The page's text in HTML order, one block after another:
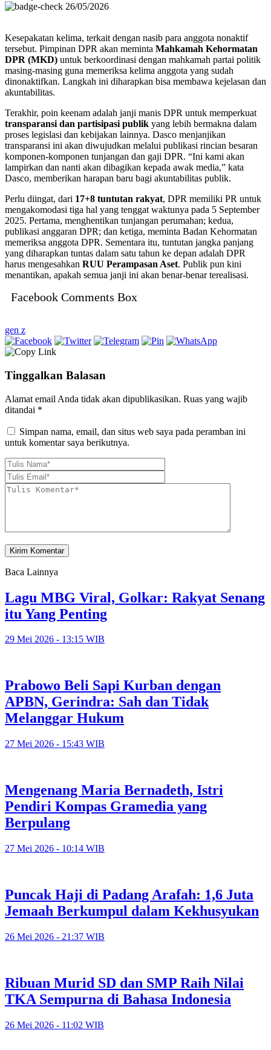
26/05/2026
Kesepakatan kelima, terkait dengan nasib para anggota nonaktif
tersebut. Pimpinan DPR akan meminta Mahkamah Kehormatan
DPR (MKD) untuk berkoordinasi dengan mahkamah partai politik
masing-masing guna memeriksa kelima anggota yang sudah
dinonaktifkan. Langkah ini diharapkan bisa membawa kejelasan dan
akuntabilitas.
Terakhir, poin keenam adalah janji manis DPR untuk memperkuat
transparansi dan partisipasi publik yang lebih bermakna dalam
proses legislasi dan kebijakan lainnya. Dasco menjanjikan
transparansi ini akan diwujudkan melalui publikasi rincian besaran
komponen-komponen tunjangan dan gaji DPR. “Ini kami akan
lampirkan dan nanti akan dibagikan kepada awak media,” kata
Dasco, memberikan harapan baru bagi akuntabilitas publik.
Perlu diingat, dari 17+8 tuntutan rakyat, DPR memiliki PR untuk
mengakomodasi tiga hal yang tenggat waktunya pada 5 September
2025. Pertama, menghentikan tunjangan perumahan; kedua,
publikasi anggaran DPR; dan ketiga, meminta Badan Kehormatan
memeriksa anggota DPR. Sementara itu, tuntutan jangka panjang
yang diharapkan tuntas dalam satu tahun ke depan adalah DPR
harus mengesahkan RUU Perampasan Aset. Publik pun kini
menantikan, apakah semua janji ini akan benar-benar terealisasi.
Facebook Comments Box
gen z
Tinggalkan Balasan
Alamat email Anda tidak akan dipublikasikan. Ruas yang wajib
ditandai *
Simpan nama, email, dan situs web saya pada peramban ini
untuk komentar saya berikutnya.
Baca Lainnya
Lagu MBG Viral, Golkar: Rakyat Senang
itu Yang Penting
29 Mei 2026 - 13:15 WIB
Prabowo Beli Sapi Kurban dengan
APBN, Gerindra: Sah dan Tidak
Melanggar Hukum
27 Mei 2026 - 15:43 WIB
Mengenang Maria Bernadeth, Istri
Pendiri Kompas Gramedia yang
Berpulang
27 Mei 2026 - 10:14 WIB
Puncak Haji di Padang Arafah: 1,6 Juta
Jemaah Berkumpul dalam Kekhusyukan
26 Mei 2026 - 21:37 WIB
Ribuan Murid SD dan SMP Raih Nilai
TKA Sempurna di Bahasa Indonesia
26 Mei 2026 - 11:02 WIB